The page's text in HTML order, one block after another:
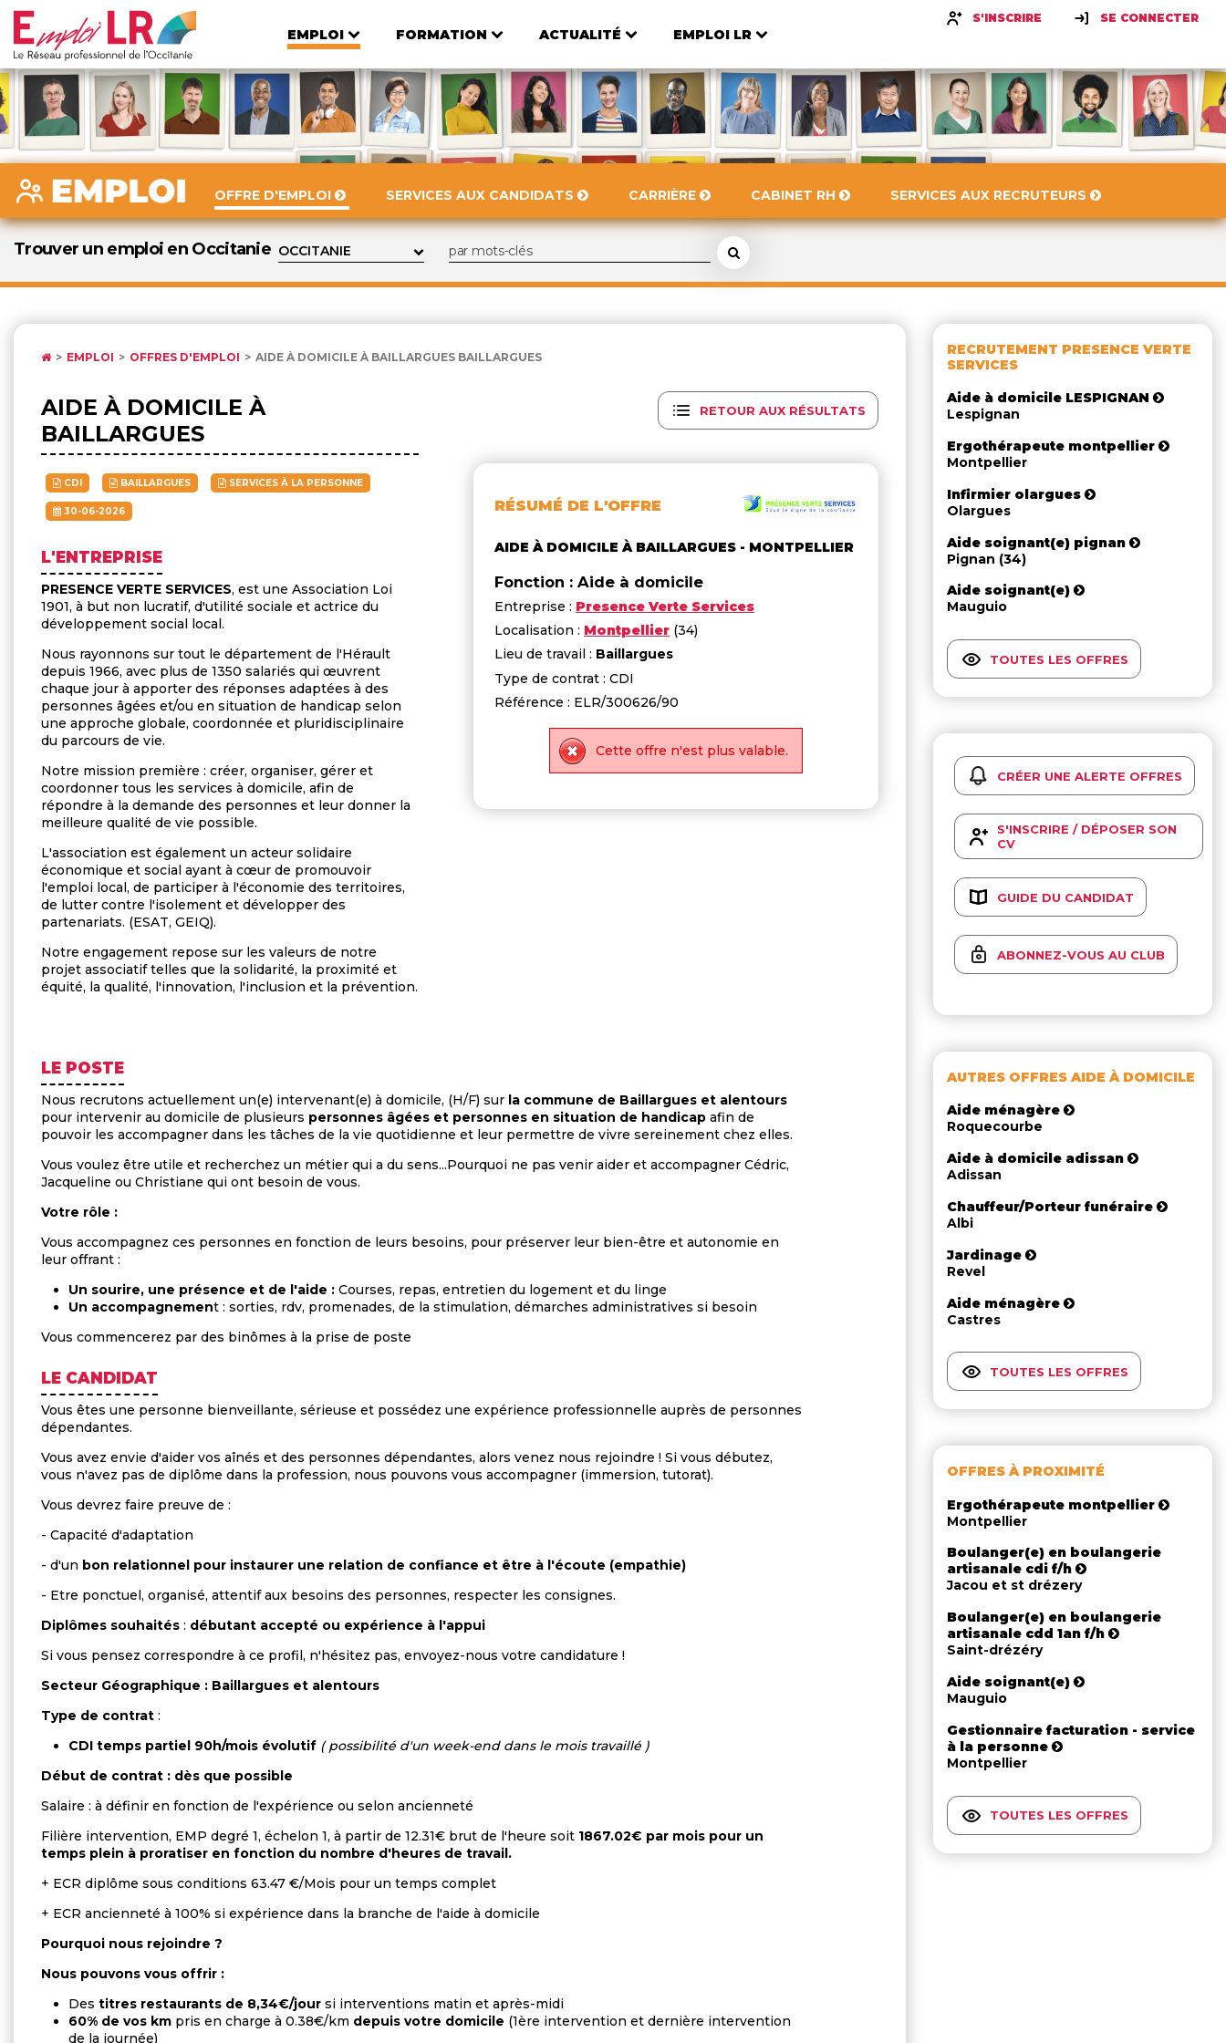
EMPLOI FORMATION ACTUALITÉ EMPLOI LR
S'INSCRIRE SE CONNECTER
OFFRE D'EMPLOI SERVICES AUX CANDIDATS CARRIÈRE CABINET RH SERVICES AUX RECRUTEURS
Trouver un emploi en Occitanie
EMPLOI OFFRES D'EMPLOI AIDE À DOMICILE À BAILLARGUES BAILLARGUES
RETOUR AUX RÉSULTATS
RÉSUMÉ DE L'OFFRE
AIDE À DOMICILE À BAILLARGUES - MONTPELLIER
Fonction : Aide à domicile
Entreprise : Presence Verte Services
Localisation : Montpellier (34)
Lieu de travail : Baillargues
Type de contrat : CDI
Référence : ELR/300626/90
Cette offre n'est plus valable.
AIDE À DOMICILE À
BAILLARGUES
CDI BAILLARGUES SERVICES À LA PERSONNE
30-06-2026
L'ENTREPRISE
PRESENCE VERTE SERVICES, est une Association Loi
1901, à but non lucratif, d'utilité sociale et actrice du
développement social local.
Nous rayonnons sur tout le département de l'Hérault
depuis 1966, avec plus de 1350 salariés qui œuvrent
chaque jour à apporter des réponses adaptées à des
personnes âgées et/ou en situation de handicap selon
une approche globale, coordonnée et pluridisciplinaire
du parcours de vie.
Notre mission première : créer, organiser, gérer et
coordonner tous les services à domicile, afin de
répondre à la demande des personnes et leur donner la
meilleure qualité de vie possible.
L'association est également un acteur solidaire
économique et social ayant à cœur de promouvoir
l'emploi local, de participer à l'économie des territoires,
de lutter contre l'isolement et développer des
partenariats. (ESAT, GEIQ).
Notre engagement repose sur les valeurs de notre
projet associatif telles que la solidarité, la proximité et
équité, la qualité, l'innovation, l'inclusion et la prévention.
LE POSTE
Nous recrutons actuellement un(e) intervenant(e) à domicile, (H/F) sur la commune de Baillargues et alentours
pour intervenir au domicile de plusieurs personnes âgées et personnes en situation de handicap afin de
pouvoir les accompagner dans les tâches de la vie quotidienne et leur permettre de vivre sereinement chez elles.
Vous voulez être utile et recherchez un métier qui a du sens...Pourquoi ne pas venir aider et accompagner Cédric,
Jacqueline ou Christiane qui ont besoin de vous.
Votre rôle :
Vous accompagnez ces personnes en fonction de leurs besoins, pour préserver leur bien-être et autonomie en
leur offrant :
Un sourire, une présence et de l'aide : Courses, repas, entretien du logement et du linge
Un accompagnement : sorties, rdv, promenades, de la stimulation, démarches administratives si besoin
Vous commencerez par des binômes à la prise de poste
LE CANDIDAT
Vous êtes une personne bienveillante, sérieuse et possédez une expérience professionnelle auprès de personnes
dépendantes.
Vous avez envie d'aider vos aînés et des personnes dépendantes, alors venez nous rejoindre ! Si vous débutez,
vous n'avez pas de diplôme dans la profession, nous pouvons vous accompagner (immersion, tutorat).
Vous devrez faire preuve de :
- Capacité d'adaptation
- d'un bon relationnel pour instaurer une relation de confiance et être à l'écoute (empathie)
- Etre ponctuel, organisé, attentif aux besoins des personnes, respecter les consignes.
Diplômes souhaités : débutant accepté ou expérience à l'appui
Si vous pensez correspondre à ce profil, n'hésitez pas, envoyez-nous votre candidature !
Secteur Géographique : Baillargues et alentours
Type de contrat :
CDI temps partiel 90h/mois évolutif ( possibilité d'un week-end dans le mois travaillé )
Début de contrat : dès que possible
Salaire : à définir en fonction de l'expérience ou selon ancienneté
Filière intervention, EMP degré 1, échelon 1, à partir de 12.31€ brut de l'heure soit 1867.02€ par mois pour un
temps plein à proratiser en fonction du nombre d'heures de travail.
+ ECR diplôme sous conditions 63.47 €/Mois pour un temps complet
+ ECR ancienneté à 100% si expérience dans la branche de l'aide à domicile
Pourquoi nous rejoindre ?
Nous pouvons vous offrir :
Des titres restaurants de 8,34€/jour si interventions matin et après-midi
60% de vos km pris en charge à 0.38€/km depuis votre domicile (1ère intervention et dernière intervention
de la journée)
RECRUTEMENT PRESENCE VERTE
SERVICES
Aide à domicile LESPIGNAN
Lespignan
Ergothérapeute montpellier
Montpellier
Infirmier olargues
Olargues
Aide soignant(e) pignan
Pignan (34)
Aide soignant(e)
Mauguio
TOUTES LES OFFRES
CRÉER UNE ALERTE OFFRES
S'INSCRIRE / DÉPOSER SON
CV
GUIDE DU CANDIDAT
ABONNEZ-VOUS AU CLUB
AUTRES OFFRES AIDE À DOMICILE
Aide ménagère
Roquecourbe
Aide à domicile adissan
Adissan
Chauffeur/Porteur funéraire
Albi
Jardinage
Revel
Aide ménagère
Castres
TOUTES LES OFFRES
OFFRES À PROXIMITÉ
Ergothérapeute montpellier
Montpellier
Boulanger(e) en boulangerie
artisanale cdi f/h
Jacou et st drézery
Boulanger(e) en boulangerie
artisanale cdd 1an f/h
Saint-drézéry
Aide soignant(e)
Mauguio
Gestionnaire facturation - service
à la personne
Montpellier
TOUTES LES OFFRES